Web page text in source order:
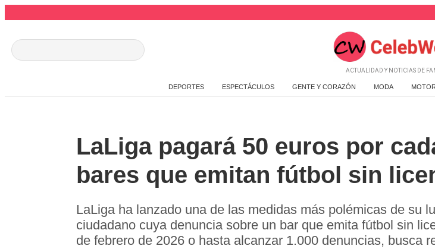
ACTUALIDAD Y NOTICIAS DE
DEPORTES ESPECTÁCULOS GENTE Y CORAZÓN MODA MOTOR
LaLiga pagará 50 euros por
bares que emitan fútbol sin
LaLiga ha lanzado una de las medidas más polémicas de su
ciudadano cuya denuncia sobre un bar que emita fútbol sin
de febrero de 2026 o hasta alcanzar 1.000 denuncias, busca